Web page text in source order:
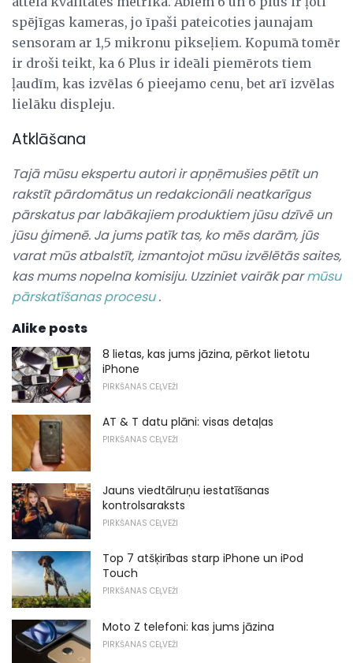
spējīgas kameras, jo īpaši pateicoties jaunajam
sensoram ar 1,5 mikronu pikseļiem. Kopumā tomēr
ir droši teikt, ka 6 Plus ir ideāli piemērots tiem
ļaudīm, kas izvēlas 6 pieejamo cenu, bet arī izvēlas
lielāku displeju.
Atklāšana
Tajā mūsu ekspertu autori ir apņēmušies pētīt un
rakstīt pārdomātus un redakcionāli neatkarīgus
pārskatus par labākajiem produktiem jūsu dzīvē un
jūsu ģimenē. Ja jums patīk tas, ko mēs darām, jūs
varat mūs atbalstīt, izmantojot mūsu izvēlētās saites,
kas mums nopelna komisiju. Uzziniet vairāk parmūsu
pārskatīšanas procesu.
Alike posts
8 lietas, kas jums jāzina, pērkot lietotu
iPhone
PIRKŠANAS CEĻVEŽI
AT & T datu plāni: visas detaļas
PIRKŠANAS CEĻVEŽI
Jauns viedtālruņu iestatīšanas
kontrolsaraksts
PIRKŠANAS CEĻVEŽI
Top 7 atšķirības starp iPhone un iPod
Touch
PIRKŠANAS CEĻVEŽI
Moto Z telefoni: kas jums jāzina
PIRKŠANAS CEĻVEŽI